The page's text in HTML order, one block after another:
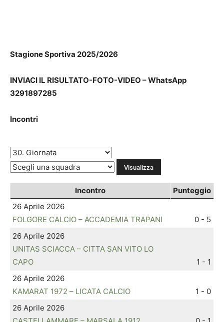
Stagione Sportiva 2025/2026
INVIACI IL RISULTATO-FOTO-VIDEO – WhatsApp
3291897285
Incontri
Incontro
Punteggio
26 Aprile 2026
FOLGORE CALCIO – ACCADEMIA TRAPANI
0 - 5
26 Aprile 2026
UNITAS SCIACCA – CITTA SAN VITO LO
CAPO
1 - 1
26 Aprile 2026
KAMARAT 1972 – LICATA CALCIO
1 - 0
26 Aprile 2026